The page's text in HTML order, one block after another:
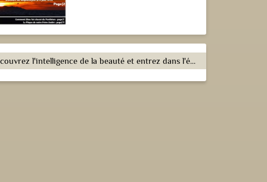
Découvrez l'intelligence de la beauté et entrez dans l'émerveillement !